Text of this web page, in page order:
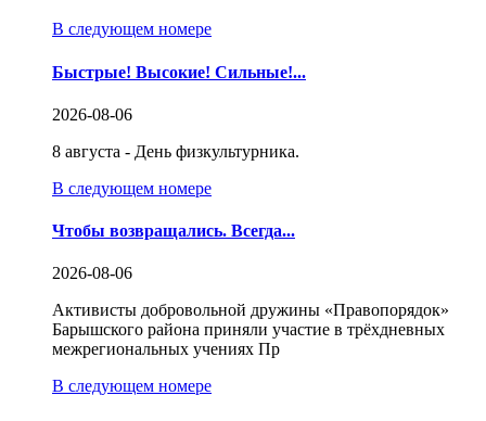
В следующем номере
Быстрые! Высокие! Сильные!...
2026-08-06
8 августа - День физкультурника.
В следующем номере
Чтобы возвращались. Всегда...
2026-08-06
Активисты добровольной дружины «Правопорядок»
Барышского района приняли участие в трёхдневных
межрегиональных учениях Пр
В следующем номере